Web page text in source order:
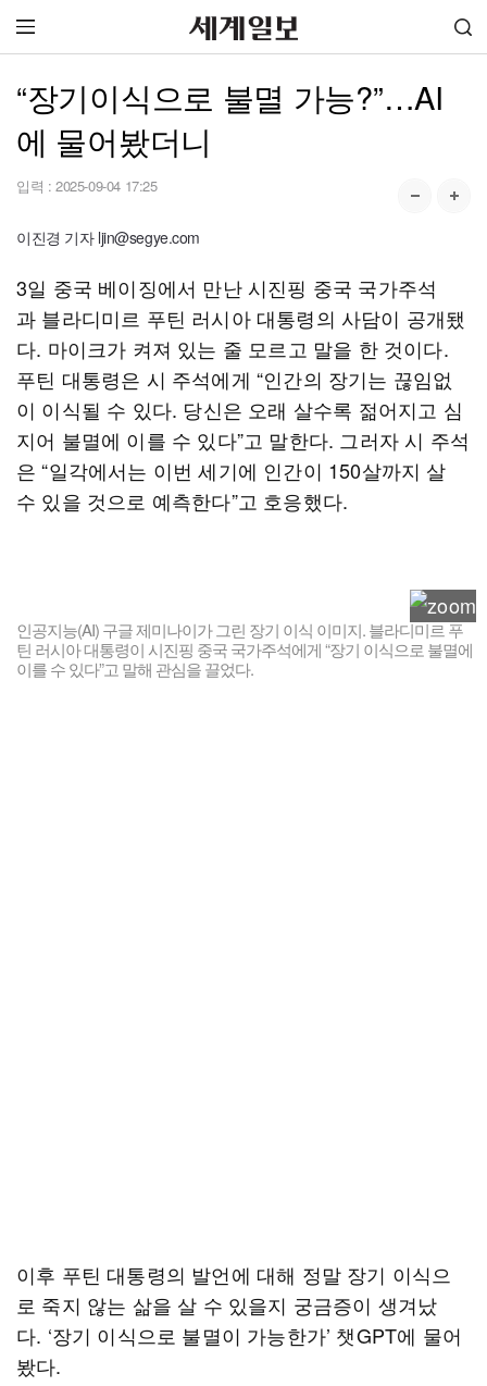
“장기이식으로 불멸 가능?”…AI
에 물어봤더니
입력 : 2025-09-04 17:25
이진경 기자 ljin@segye.com
3일 중국 베이징에서 만난 시진핑 중국 국가주석
과 블라디미르 푸틴 러시아 대통령의 사담이 공개됐
다. 마이크가 켜져 있는 줄 모르고 말을 한 것이다.
푸틴 대통령은 시 주석에게 “인간의 장기는 끊임없
이 이식될 수 있다. 당신은 오래 살수록 젊어지고 심
지어 불멸에 이를 수 있다”고 말한다. 그러자 시 주석
은 “일각에서는 이번 세기에 인간이 150살까지 살
수 있을 것으로 예측한다”고 호응했다.
인공지능(AI) 구글 제미나이가 그린 장기 이식 이미지. 블라디미르 푸
틴 러시아 대통령이 시진핑 중국 국가주석에게 “장기 이식으로 불멸에
이를 수 있다”고 말해 관심을 끌었다.
이후 푸틴 대통령의 발언에 대해 정말 장기 이식으
로 죽지 않는 삶을 살 수 있을지 궁금증이 생겨났
다. ‘장기 이식으로 불멸이 가능한가’ 챗GPT에 물어
봤다.